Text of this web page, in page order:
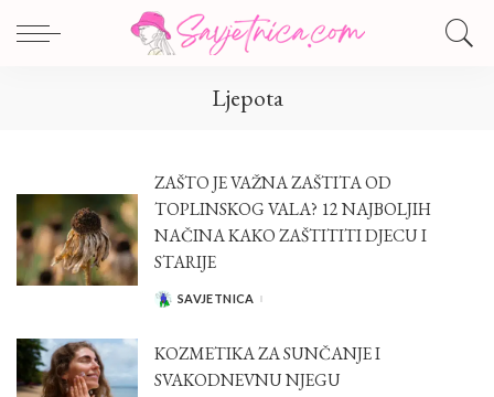
Ljepota
ZAŠTO JE VAŽNA ZAŠTITA OD
TOPLINSKOG VALA? 12 NAJBOLJIH
NAČINA KAKO ZAŠTITITI DJECU I
STARIJE
POSTED
SAVJETNICA
KOZMETIKA ZA SUNČANJE I
SVAKODNEVNU NJEGU